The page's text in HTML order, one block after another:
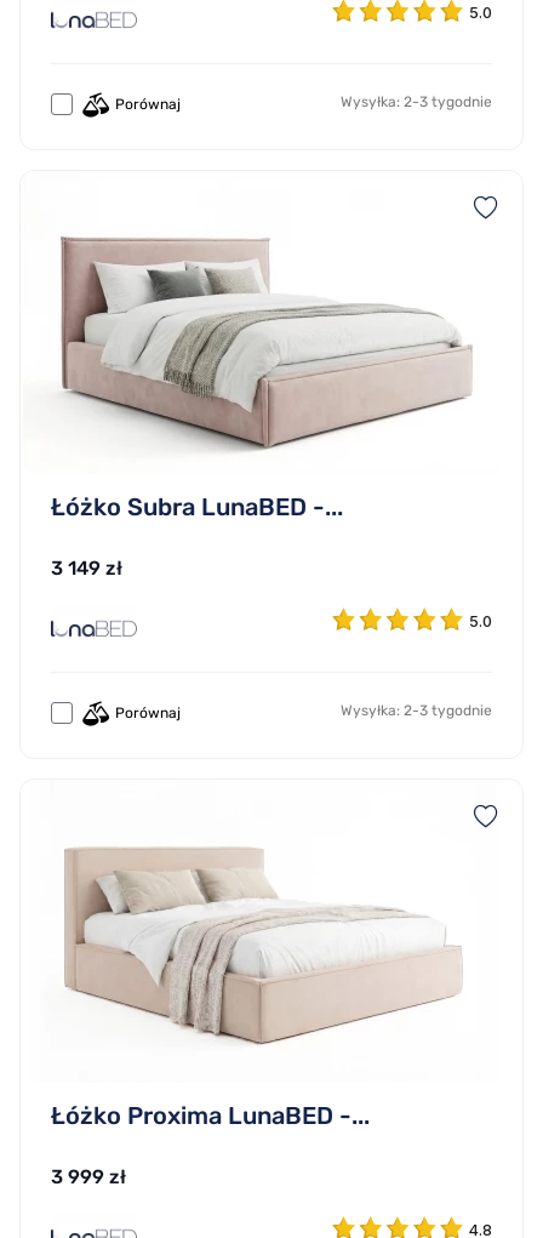
5.0
Porównaj Wysyłka: 2-3 tygodnie
Łóżko Subra LunaBED -...
3 149 zł
5.0
Porównaj Wysyłka: 2-3 tygodnie
Łóżko Proxima LunaBED -...
3 999 zł
4.8